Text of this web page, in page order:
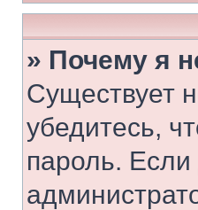
» Почему я
Существует
убедитесь,
пароль.